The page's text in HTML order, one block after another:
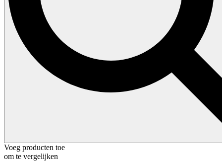
Voeg producten toe
om te vergelijken